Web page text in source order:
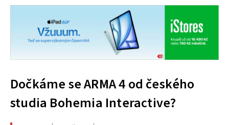
Dočkáme se ARMA 4 od českého
studia Bohemia Interactive?